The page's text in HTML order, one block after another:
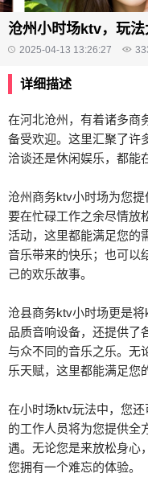
沧州小时场ktv，玩
2025-04-13 13:26:27
详细描述
在河北沧州，有着诸多商
备受欢迎。这里汇聚了许
洽谈还是休闲娱乐，都能
沧州商务ktv小时场为您
要在忙碌工作之余尽情放
活动，这里都能满足您的
音乐带来的快乐；也可以
己的欢乐故事。
沧县商务ktv小时场更是
品质音响设备，还提供了
与众不同的音乐之乐。无
乐天赋，这里都能满足您
在小时场ktv玩法中，您
的工作人员将为您提供全
遇。无论您是来放松身心
您拥有一个难忘的体验。